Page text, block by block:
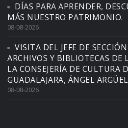
DÍAS PARA APRENDER,
MÁS NUESTRO PATRIMONIO.
08-08-2026
VISITA DEL JEFE DE
ARCHIVOS Y BIBLIOTECAS DE
LA CONSEJERÍA DE CULTURA
GUADALAJARA, ÁNGEL
08-08-2026